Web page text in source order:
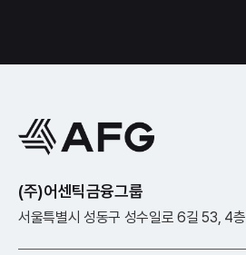
(주)어센틱금융그룹
서울특별시 성동구 성수일로 6길 53, 4층